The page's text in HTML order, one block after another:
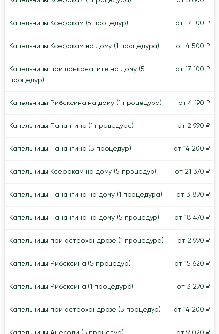
Капельницы Ксефокам (5 процедур) от 17 100 ₽
Капельницы Ксефокам на дому (1 процедура) от 4 500 ₽
Капельницы при панкреатите на дому (5
процедур)
от 17 100 ₽
Капельницы Рибоксина на дому (1 процедура) от 4 190 ₽
Капельницы Панангина (1 процедура) от 2 990 ₽
Капельницы Панангина (5 процедур) от 14 200 ₽
Капельницы Ксефокам на дому (5 процедур) от 21 370 ₽
Капельницы Панангина на дому (1 процедура) от 3 890 ₽
Капельницы Панангина на дому (5 процедур) от 18 470 ₽
Капельницы при остеохондрозе (1 процедура) от 2 990 ₽
Капельницы Рибоксина (5 процедур) от 15 620 ₽
Капельницы Рибоксина (1 процедура) от 3 290 ₽
Капельницы при остеохондрозе (5 процедур) от 14 200 ₽
Капельницы Ацесоли (5 процедур) от 9 020 ₽